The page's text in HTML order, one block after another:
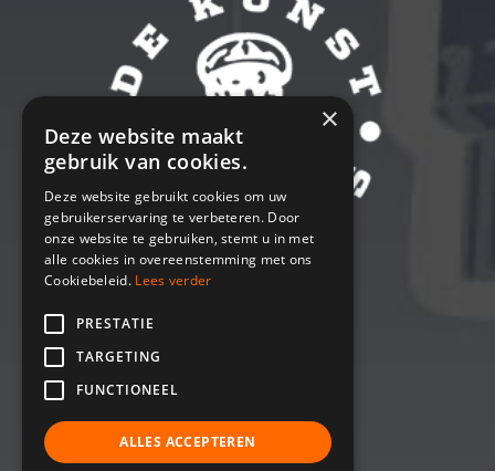
Kistenfabriek de Boer © 2026
×
Deze website maakt
gebruik van cookies.
Deze website gebruikt cookies om uw
gebruikerservaring te verbeteren. Door
onze website te gebruiken, stemt u in met
alle cookies in overeenstemming met ons
Cookiebeleid. Lees verder
PRESTATIE
TARGETING
FUNCTIONEEL
ALLES ACCEPTEREN